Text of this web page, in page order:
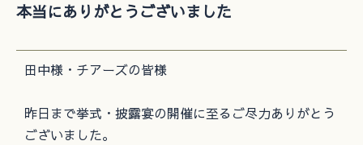
本当にありがとうございました
田中様・チアーズの皆様
昨日まで挙式・披露宴の開催に至るご尽力ありがとう
ございました。